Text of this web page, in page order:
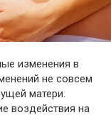
изменения в
не совсем
матери.
воздействия на